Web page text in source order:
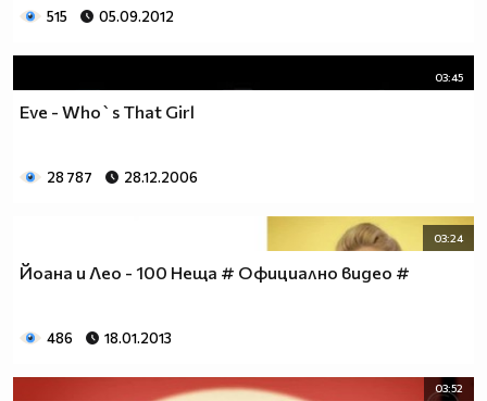
515 05.09.2012
03:45
Eve - Who`s That Girl
28 787 28.12.2006
03:24
Йоана и Лео - 100 Неща # Официално видео #
486 18.01.2013
03:52